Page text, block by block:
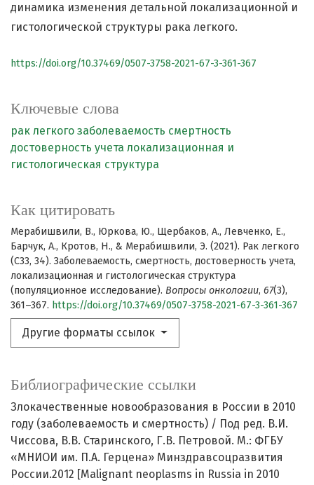
Ключевые слова
рак легкого заболеваемость смертность
достоверность учета локализационная и
гистологическая структура
Как цитировать
Мерабишвили, В., Юркова, Ю., Щербаков, А., Левченко, Е.,
Барчук, А., Кротов, Н., & Мерабишвили, Э. (2021). Рак легкого
(С33, 34). Заболеваемость, смертность, достоверность учета,
локализационная и гистологическая структура
(популяционное исследование). Вопросы онкологии, 67(3),
361–367. https://doi.org/10.37469/0507-3758-2021-67-3-361-367
Другие форматы ссылок
динамика изменения детальной локализационной и
гистологической структуры рака легкого.
https://doi.org/10.37469/0507-3758-2021-67-3-361-367
Библиографические ссылки
Злокачественные новообразования в России в 2010
году (заболеваемость и смертность) / Под ред. В.И.
Чиссова, В.В. Старинского, Г.В. Петровой. М.: ФГБУ
«МНИОИ им. П.А. Герцена» Минздравсоцразвития
России.2012 [Malignant neoplasms in Russia in 2010